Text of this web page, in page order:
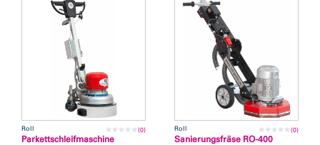
Roll (0)
Parkettschleifmaschine
Roll (0)
Sanierungsfräse RO-400